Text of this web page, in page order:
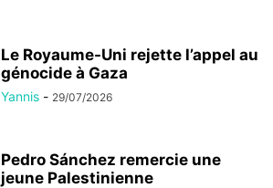
Le Royaume-Uni rejette l’appel au
génocide à Gaza
Yannis - 29/07/2026
Pedro Sánchez remercie une
jeune Palestinienne